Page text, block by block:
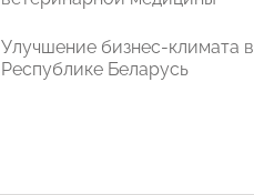
Улучшение бизнес-климата в
Республике Беларусь